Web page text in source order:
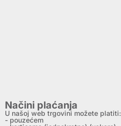
Načini plaćanja
U našoj web trgovini možete platiti:
- pouzećem